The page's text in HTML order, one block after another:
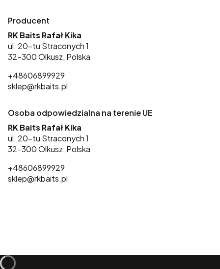
Producent
RK Baits Rafał Kika
ul. 20-tu Straconych 1
32-300 Olkusz, Polska
+48606899929
sklep@rkbaits.pl
Osoba odpowiedzialna na terenie UE
RK Baits Rafał Kika
ul. 20-tu Straconych 1
32-300 Olkusz, Polska
+48606899929
sklep@rkbaits.pl